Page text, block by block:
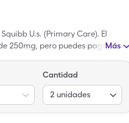
U.s. (Primary Care). El
250mg, pero puedes pagarMás
Cantidad
2 unidades